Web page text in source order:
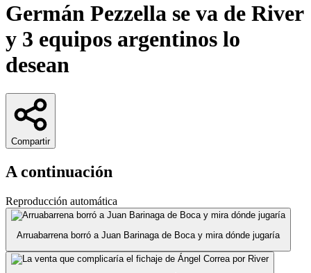
Germán Pezzella se va de River
y 3 equipos argentinos lo
desean
Compartir
A continuación
Reproducción automática
Arruabarrena borró a Juan Barinaga de Boca y mira dónde jugaría